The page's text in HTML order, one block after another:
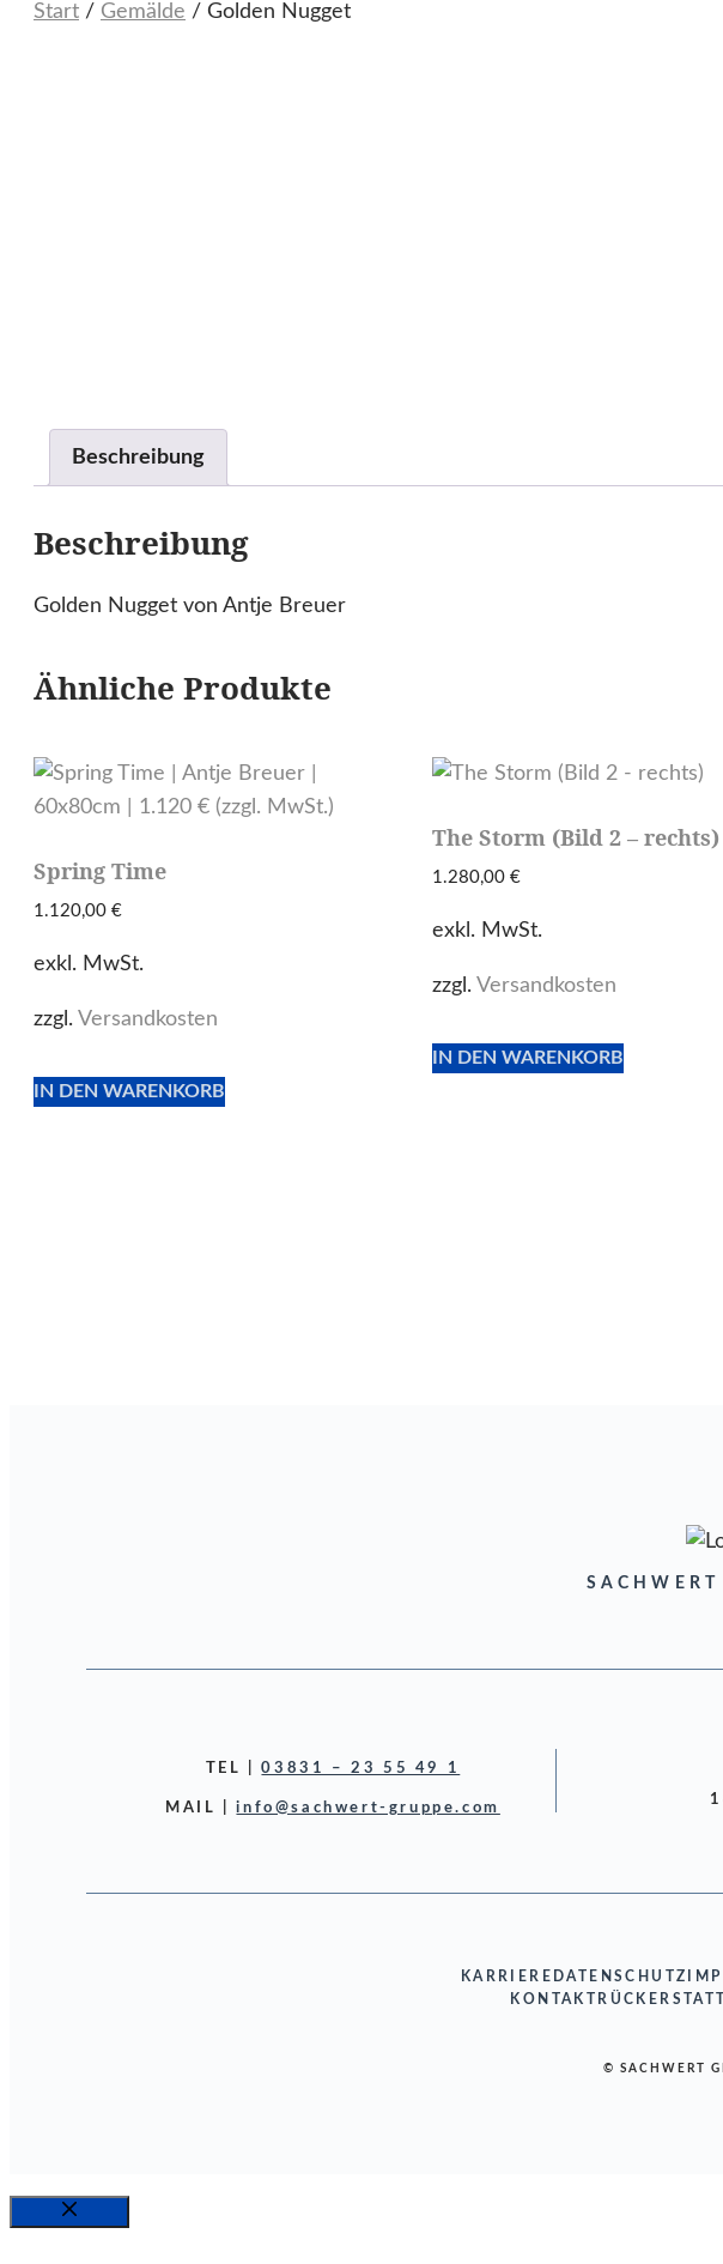
Start / Gemälde / Golden Nugget
Beschreibung
Beschreibung
Golden Nugget von Antje Breuer
Ähnliche Produkte
Spring Time
1.120,00 €
exkl. MwSt.
zzgl. Versandkosten
IN DEN WARENKORB
The Storm (Bild 2 – rechts)
1.280,00 €
exkl. MwSt.
zzgl. Versandkosten
IN DEN WARENKORB
TEL |03831 – 23 55 49 1
MAIL |info@sachwert-gruppe.com
KARRIERE DATENSCHUTZ
KONTAKT
© SACHWERT
SCHLIESSEN